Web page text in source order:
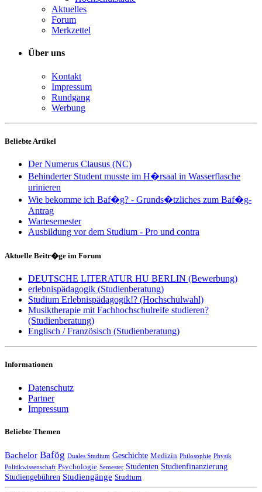
Aktuelles
Forum
Merkzettel
Über uns
Kontakt
Impressum
Rundgang
Werbung
Beliebte Artikel
Der Numerus Clausus (NC)
Behinderter Student musste im H�rsaal in Wasserflasche
urinieren
Wie bekomme ich Baf�g? - Grunds�tzliches zum Baf�g-
Antrag
Wartesemester
Ausbildung vor dem Studium - Pro und contra
Aktuelle Beitr�ge im Forum
DEUTSCHE LITERATUR HU BERLIN (Bewerbung)
erlebnispädagogik (Studienberatung)
Studium Erlebnispädagogik!? (Hochschulwahl)
Musiktherapie mit Fachhochschulreife studieren?
(Studienberatung)
Englisch / Französisch (Studienberatung)
Informationen
Datenschutz
Partner
Impressum
Beliebte Themen
Bachelor Bafög Duales Studium Geschichte Medizin Philosophie Physik
Politikwissenschaft Psychologie Semester Studenten Studienfinanzierung
Studiengebühren Studiengänge Studium